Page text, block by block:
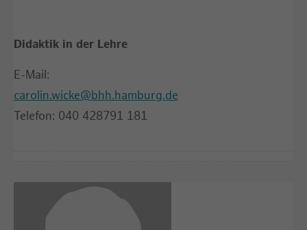
Didaktik in der Lehre
E-Mail:
carolin.wicke@bhh.hamburg.de
Telefon: 040 428791 181